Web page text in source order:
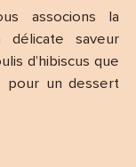
associons la
saveur
d’hibiscus que
pour un dessert